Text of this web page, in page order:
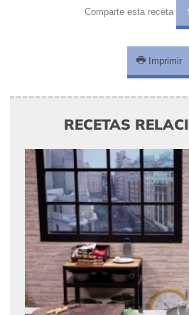
Comparte esta receta
Imprimir
RECETAS